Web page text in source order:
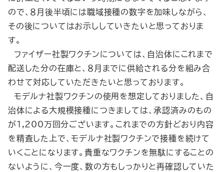
ので、８月後半頃には職域接種の数字を加味しながら、
その後についてはお示ししていきたいと思っておりま
す。
ファイザー社製ワクチンについては、自治体にこれまで
配送した分の在庫と、８月までに供給される分を組み合
わせて対応していただきたいと思っております。
モデルナ社製ワクチンの使用を想定しておりました、自
治体による大規模接種につきましては、承認済みのもの
が1,200万回分ございます。これまでの方針どおり内容
を精査した上で、モデルナ社製ワクチンで接種を続けて
いくことになります。貴重なワクチンを無駄にすることの
ないように、今一度、数の方もしっかりと再確認していた